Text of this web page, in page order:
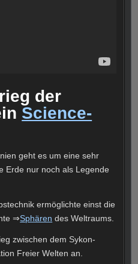
der
Science-
geht es um eine sehr
Erde nur noch als Legende
ermöglichte einst die
⇒Sphären des Weltraums.
zwischen dem Sykon-
Freier Welten an.